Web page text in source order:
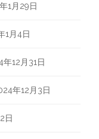
1月29日
1月4日
年12月31日
年12月3日
日